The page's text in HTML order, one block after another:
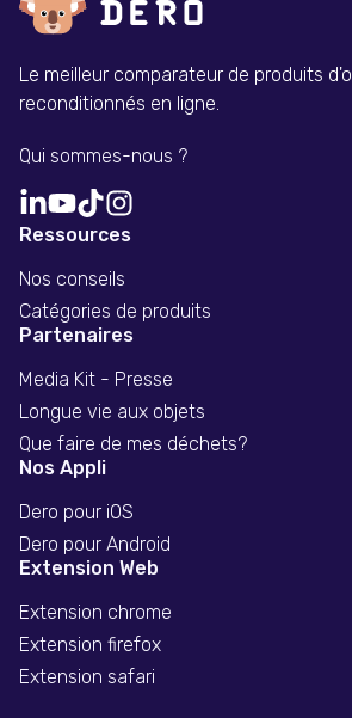
Le meilleur comparateur de produits
reconditionnés en ligne.
Qui sommes-nous ?
Ressources
Nos conseils
Catégories de produits
Partenaires
Media Kit - Presse
Longue vie aux objets
Que faire de mes déchets?
Nos Appli
Dero pour iOS
Dero pour Android
Extension Web
Extension chrome
Extension firefox
Extension safari